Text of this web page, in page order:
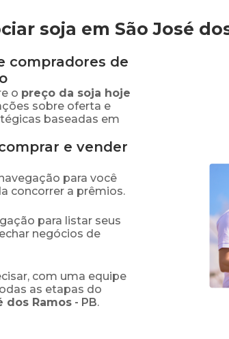
soja em São José
compradores de
o preço da soja hoje
sobre oferta e
baseadas em
e vender
para você
concorrer a prêmios.
para listar seus
negócios de
com uma equipe
as etapas do
dos Ramos - PB.